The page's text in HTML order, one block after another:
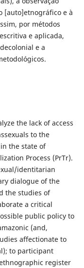
[auto]etnográfico e à
por métodos
e aplicada,
e a
the lack of access
to the
the state of
Process (PrTr).
identitarian
dialogue of the
the studies of
a critical
public policy to
(and,
affectionate to
to participant
register